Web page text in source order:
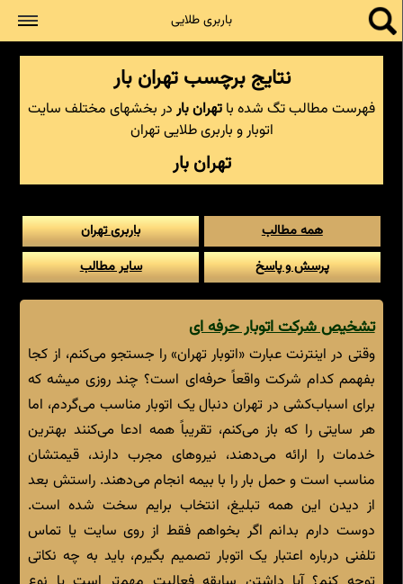
باربری طلایی
نتایج برچسب تهران بار
فهرست مطالب تگ شده با تهران بار در بخشهای مختلف سایت
اتوبار و باربری طلایی تهران
تهران بار
همه مطالب
باربری تهران
پرسش و پاسخ
سایر مطالب
تشخیص شرکت اتوبار حرفه ای
وقتی در اینترنت عبارت «اتوبار تهران» را جستجو می‌کنم، از کجا
بفهمم کدام شرکت واقعاً حرفه‌ای است؟ چند روزی میشه که
برای اسباب‌کشی در تهران دنبال یک اتوبار مناسب می‌گردم، اما
هر سایتی را که باز می‌کنم، تقریباً همه ادعا می‌کنند بهترین
خدمات را ارائه می‌دهند، نیروهای مجرب دارند، قیمتشان
مناسب است و حمل بار را با بیمه انجام می‌دهند. راستش بعد
از دیدن این همه تبلیغ، انتخاب برایم سخت شده است.
دوست دارم بدانم اگر بخواهم فقط از روی سایت یا تماس
تلفنی درباره اعتبار یک اتوبار تصمیم بگیرم، باید به چه نکاتی
جستجو